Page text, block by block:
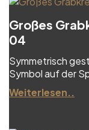
Großes
04
Symmetrisch
Symbol auf der
Weiterlesen..